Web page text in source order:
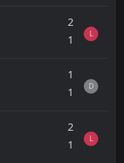
2
1
L
1
1
D
2
1
L